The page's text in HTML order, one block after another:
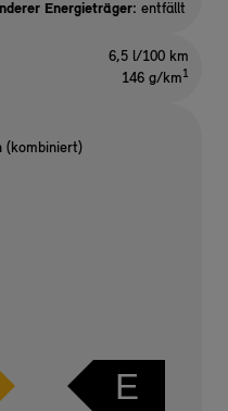
Energieträger: entfällt
6,5 l/100 km
146 g/km1
(kombiniert)
E